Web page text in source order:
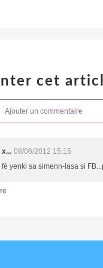
cet
Ajouter un commentaire
x... 08/06/2012 15:15
fè yenki sa simenn-lasa si